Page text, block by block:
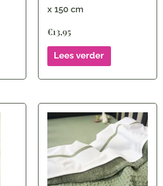
x 150 cm
€13,95
Lees verder